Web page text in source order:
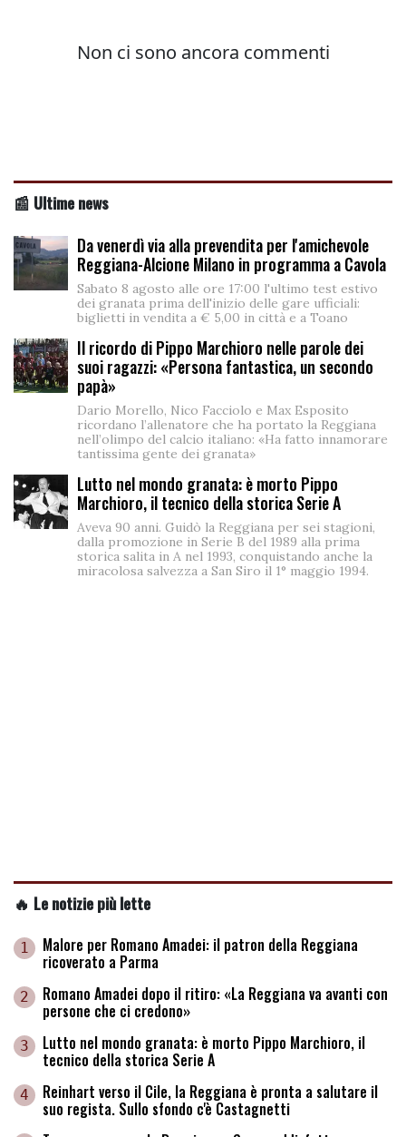
📰 Ultime news
Da venerdì via alla prevendita per l'amichevole
Reggiana-Alcione Milano in programma a Cavola
Sabato 8 agosto alle ore 17:00 l'ultimo test estivo
dei granata prima dell'inizio delle gare ufficiali:
biglietti in vendita a € 5,00 in città e a Toano
Il ricordo di Pippo Marchioro nelle parole dei
suoi ragazzi: «Persona fantastica, un secondo
papà»
Dario Morello, Nico Facciolo e Max Esposito
ricordano l’allenatore che ha portato la Reggiana
nell’olimpo del calcio italiano: «Ha fatto innamorare
tantissima gente dei granata»
Lutto nel mondo granata: è morto Pippo
Marchioro, il tecnico della storica Serie A
Aveva 90 anni. Guidò la Reggiana per sei stagioni,
dalla promozione in Serie B del 1989 alla prima
storica salita in A nel 1993, conquistando anche la
miracolosa salvezza a San Siro il 1° maggio 1994.
🔥 Le notizie più lette
1 Malore per Romano Amadei: il patron della Reggiana
ricoverato a Parma
2 Romano Amadei dopo il ritiro: «La Reggiana va avanti con
persone che ci credono»
3 Lutto nel mondo granata: è morto Pippo Marchioro, il
tecnico della storica Serie A
4 Reinhart verso il Cile, la Reggiana è pronta a salutare il
suo regista. Sullo sfondo c'è Castagnetti